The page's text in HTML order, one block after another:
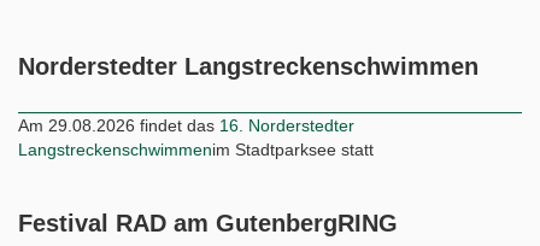
Norderstedter Langstreckenschwimmen
Am 29.08.2026 findet das 16. Norderstedter
Langstreckenschwimmenim Stadtparksee statt
Festival RAD am GutenbergRING